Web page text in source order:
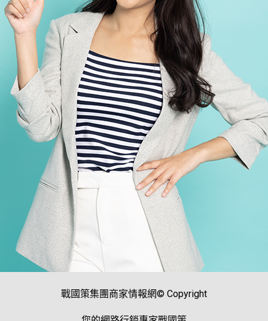
戰國策集團商家情報網© Copyright